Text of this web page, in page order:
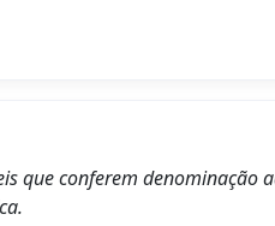
que conferem